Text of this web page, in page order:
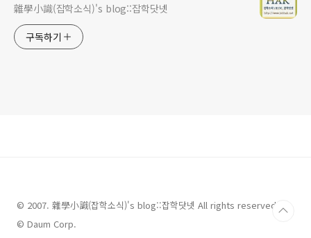
雜學小識(잡학소식)'s blog::잡학닷넷
구독하기
© 2007. 雜學小識(잡학소식)'s blog::잡학닷넷 All rights reserved.
© Daum Corp.